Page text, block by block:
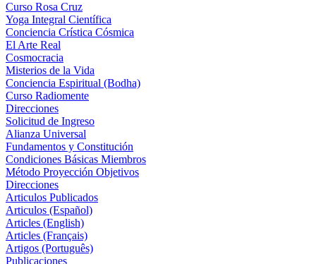
Curso Rosa Cruz
Yoga Integral Científica
Conciencia Crística Cósmica
El Arte Real
Cosmocracia
Misterios de la Vida
Conciencia Espiritual (Bodha)
Curso Radiomente
Direcciones
Solicitud de Ingreso
Alianza Universal
Fundamentos y Constitución
Condiciones Básicas Miembros
Método Proyección Objetivos
Direcciones
Articulos Publicados
Articulos (Español)
Articles (English)
Articles (Français)
Artigos (Português)
Publicaciones